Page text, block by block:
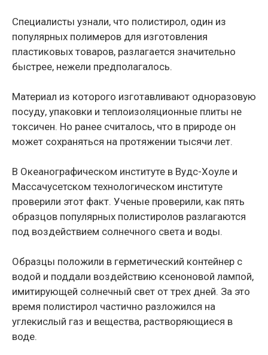
Специалисты узнали, что полистирол, один из
популярных полимеров для изготовления
пластиковых товаров, разлагается значительно
быстрее, нежели предполагалось.
Материал из которого изготавливают одноразовую
посуду, упаковки и теплоизоляционные плиты не
токсичен. Но ранее считалось, что в природе он
может сохраняться на протяжении тысячи лет.
В Океанографическом институте в Вудс-Хоуле и
Массачусетском технологическом институте
проверили этот факт. Ученые проверили, как пять
образцов популярных полистиролов разлагаются
под воздействием солнечного света и воды.
Образцы положили в герметический контейнер с
водой и поддали воздействию ксеноновой лампой,
имитирующей солнечный свет от трех дней. За это
время полистирол частично разложился на
углекислый газ и вещества, растворяющиеся в
воде.